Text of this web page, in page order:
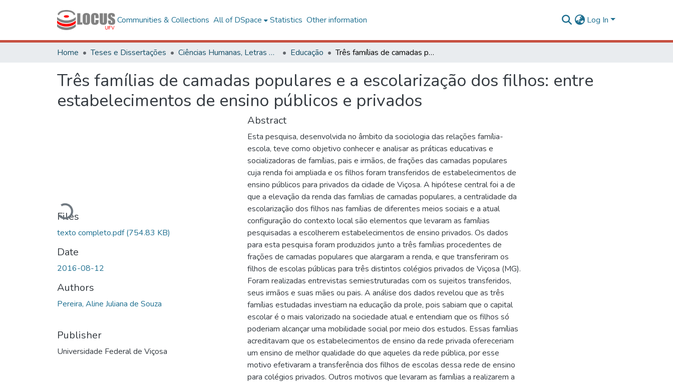
Communities & Collections All of DSpace Statistics Other information Log In
Home Teses e Dissertações Ciências Humanas, Letras e Artes Educação Três famílias de camadas populares e a escolarização dos filhos: entre estabelecimentos de ensino públicos e privados
Três famílias de camadas populares e a escolarização dos filhos: entre
estabelecimentos de ensino públicos e privados
Loading...
Files
texto completo.pdf(754.83 KB)
Date
2016-08-12
Authors
Pereira, Aline Juliana de Souza
Publisher
Universidade Federal de Viçosa
Abstract
Esta pesquisa, desenvolvida no âmbito da sociologia das relações família-
escola, teve como objetivo conhecer e analisar as práticas educativas e
socializadoras de famílias, pais e irmãos, de frações das camadas populares
cuja renda foi ampliada e os filhos foram transferidos de estabelecimentos de
ensino públicos para privados da cidade de Viçosa. A hipótese central foi a de
que a elevação da renda das famílias de camadas populares, a centralidade da
escolarização dos filhos nas famílias de diferentes meios sociais e a atual
configuração do contexto local são elementos que levaram as famílias
pesquisadas a escolherem estabelecimentos de ensino privados. Os dados
para esta pesquisa foram produzidos junto a três famílias procedentes de
frações de camadas populares que alargaram a renda, e que transferiram os
filhos de escolas públicas para três distintos colégios privados de Viçosa (MG).
Foram realizadas entrevistas semiestruturadas com os sujeitos transferidos,
seus irmãos e suas mães ou pais. A análise dos dados revelou que as três
famílias estudadas investiam na educação da prole, pois sabiam que o capital
escolar é o mais valorizado na sociedade atual e entendiam que os filhos só
poderiam alcançar uma mobilidade social por meio dos estudos. Essas famílias
acreditavam que os estabelecimentos de ensino da rede privada ofereceriam
um ensino de melhor qualidade do que aqueles da rede pública, por esse
motivo efetivaram a transferência dos filhos de escolas dessa rede de ensino
para colégios privados. Outros motivos que levaram as famílias a realizarem a